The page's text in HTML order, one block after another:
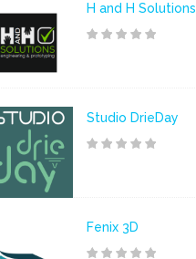
H and H Solutions
Studio DrieDay
Fenix 3D